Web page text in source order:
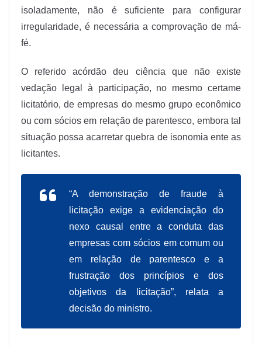
isoladamente, não é suficiente para configurar
irregularidade, é necessária a comprovação de má-
fé.
O referido acórdão deu ciência que não existe
vedação legal à participação, no mesmo certame
licitatório, de empresas do mesmo grupo econômico
ou com sócios em relação de parentesco, embora tal
situação possa acarretar quebra de isonomia ente as
licitantes.
“A demonstração de fraude à
licitação exige a evidenciação do
nexo causal entre a conduta das
empresas com sócios em comum ou
em relação de parentesco e a
frustração dos princípios e dos
objetivos da licitação”, relata a
decisão do ministro.